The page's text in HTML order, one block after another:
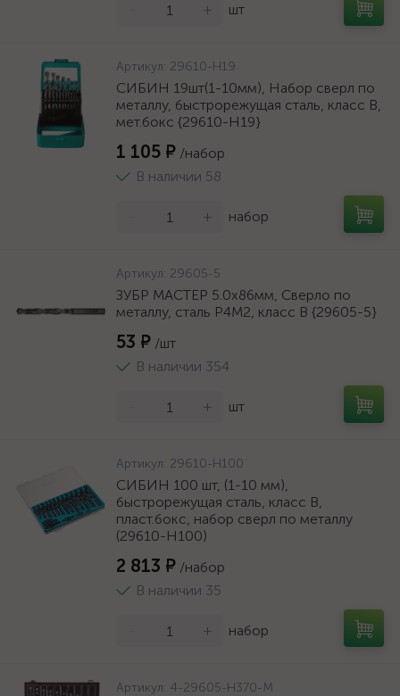
+ шт
Артикул: 29610-H19
СИБИН 19шт(1-10мм), Набор сверл по
металлу, быстрорежущая сталь, класс В,
мет.бокс {29610-H19}
1 105 ₽ /набор
В наличии 58
+ набор
Артикул: 29605-5
ЗУБР МАСТЕР 5.0х86мм, Сверло по
металлу, сталь Р4М2, класс В {29605-5}
53 ₽ /шт
В наличии 354
+ шт
Артикул: 29610-H100
СИБИН 100 шт, (1-10 мм),
быстрорежущая сталь, класс В,
пласт.бокс, набор сверл по металлу
(29610-H100)
2 813 ₽ /набор
В наличии 35
+ набор
Артикул: 4-29605-H370-M